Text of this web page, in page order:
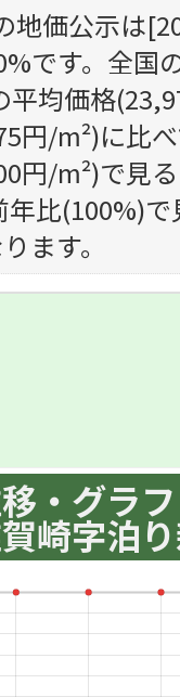
地価公示は
です。全国
平均価格
円/m²)に比
円/m²)で見
年比(100%)
ます。
・グラ
崎字泊